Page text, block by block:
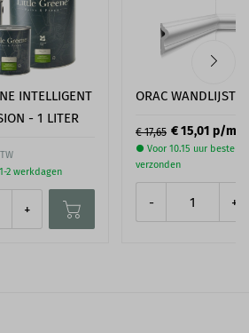
INTELLIGENT
- 1 LITER
2 werkdagen
+
ORAC WANDLIJST
€ 17,65 € 15,01 p/m
● Voor 10.15 uur besteld,
verzonden
- +